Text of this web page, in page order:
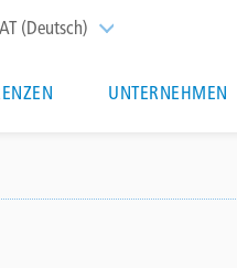
AT (Deutsch) List additional actions
UNTERNEHMEN